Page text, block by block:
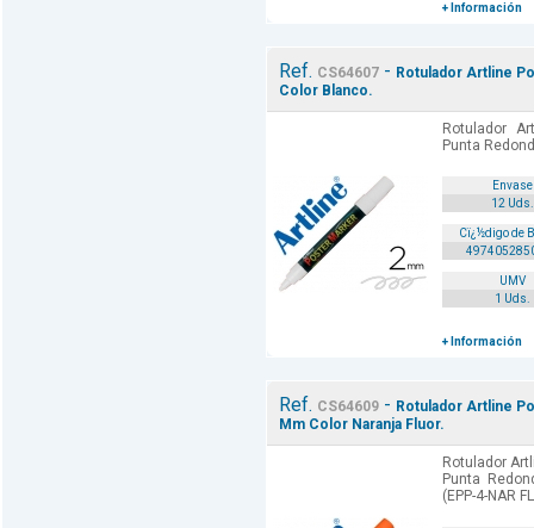
+ Información
Ref. CS64607- Rotulador Artline
Color Blanco.
Rotulador
Punta
Envase
12 Uds.
Cï¿½digo de
UMV
1 Uds.
+ Información
Ref. CS64609- Rotulador Artline
Mm Color Naranja Fluor.
Rotulador
Punta
(EPP-4-NAR